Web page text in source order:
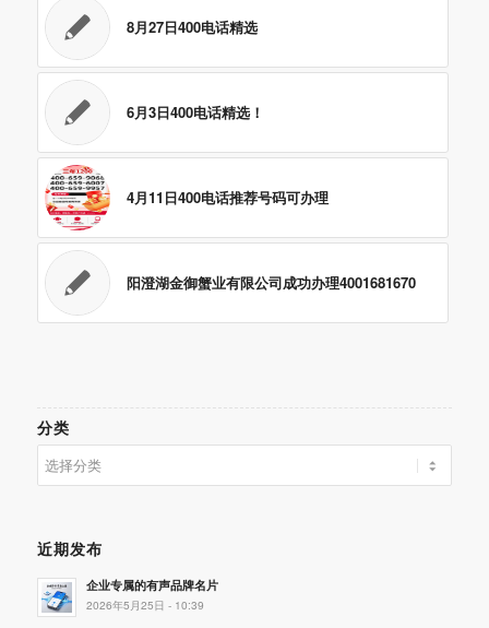
8月27日400电话精选
6月3日400电话精选！
4月11日400电话推荐号码可办理
阳澄湖金御蟹业有限公司成功办理4001681670
分类
分
类
近期发布
企业专属的有声品牌名片
2026年5月25日 - 10:39